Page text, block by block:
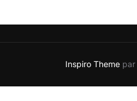
Inspiro Theme par